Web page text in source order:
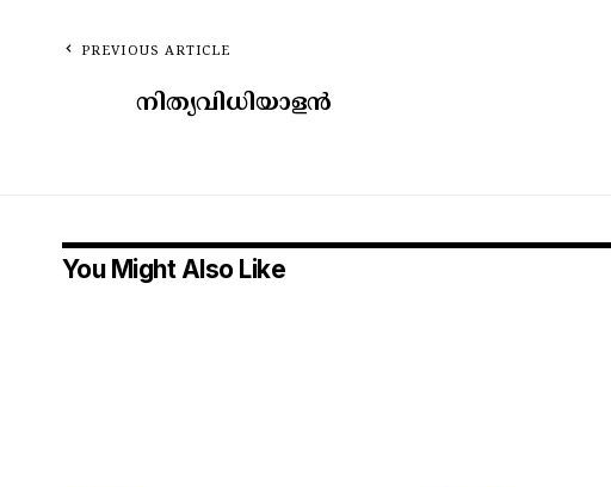
PREVIOUS ARTICLE
നിത്യവിധിയാളൻ
You Might Also Like